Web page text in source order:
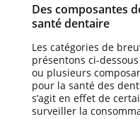
Des composantes
santé dentaire
Les catégories de
présentons ci-
ou plusieurs
pour la santé des
s’agit en effet de
surveiller la